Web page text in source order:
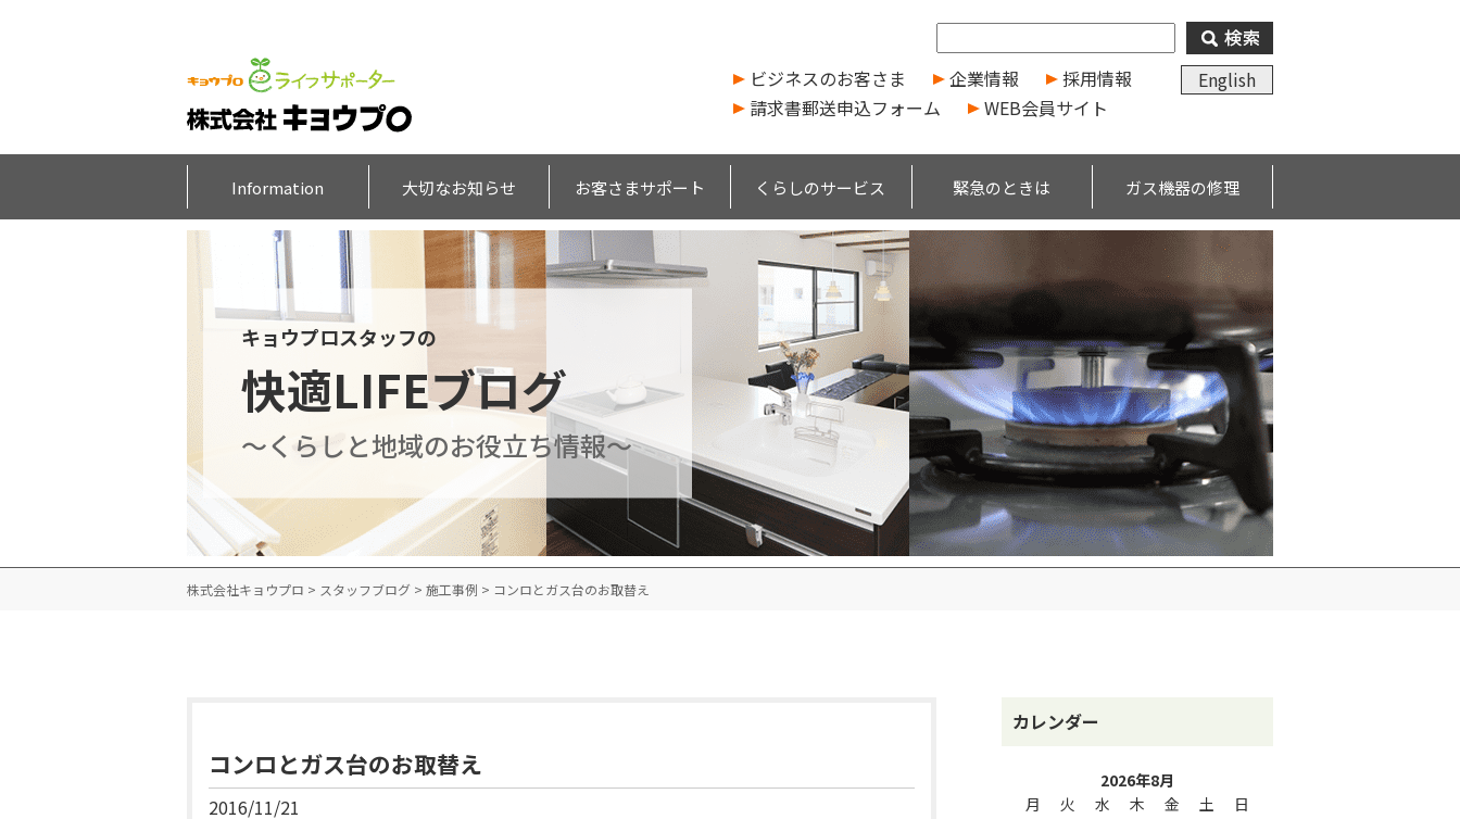
ビジネスのお客さま 企業情報 採用情報
English
請求書郵送申込フォーム
WEB会員サイト
Information 大切なお知らせ お客さまサポート くらしのサービス 緊急のときは ガス機器の修理
キョウプロスタッフの
快適LIFEブログ
～くらしと地域のお役立ち情報～
株式会社キョウプロ > スタッフブログ > 施工事例 > コンロとガス台のお取替え
コンロとガス台のお取替え
2016/11/21
カレンダー
2026年8月
月
火 水 木 金 土 日